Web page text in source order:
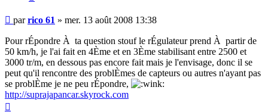
Message
non
lu
parrico 61 » mer. 13 août 2008 13:38
Pour rÉpondre À ta question stouf le rÉgulateur prend À partir de
50 km/h, je l'ai fait en 4Ème et en 3Ème stabilisant entre 2500 et
3000 tr/m, en dessous pas encore fait mais je l'envisage, donc il se
peut qu'il rencontre des problÈmes de capteurs ou autres n'ayant pas
se problÈme je ne peu rÉpondre,
http://suprajapancar.skyrock.com